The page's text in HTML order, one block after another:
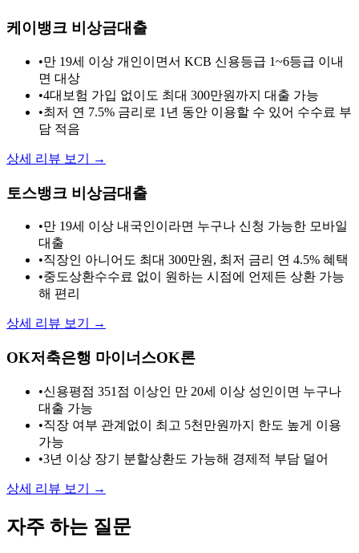
케이뱅크 비상금대출
•만 19세 이상 개인이면서 KCB 신용등급 1~6등급 이내
면 대상
•4대보험 가입 없이도 최대 300만원까지 대출 가능
•최저 연 7.5% 금리로 1년 동안 이용할 수 있어 수수료 부
담 적음
상세 리뷰 보기 →
토스뱅크 비상금대출
•만 19세 이상 내국인이라면 누구나 신청 가능한 모바일
대출
•직장인 아니어도 최대 300만원, 최저 금리 연 4.5% 혜택
•중도상환수수료 없이 원하는 시점에 언제든 상환 가능
해 편리
상세 리뷰 보기 →
OK저축은행 마이너스OK론
•신용평점 351점 이상인 만 20세 이상 성인이면 누구나
대출 가능
•직장 여부 관계없이 최고 5천만원까지 한도 높게 이용
가능
•3년 이상 장기 분할상환도 가능해 경제적 부담 덜어
상세 리뷰 보기 →
자주 하는 질문